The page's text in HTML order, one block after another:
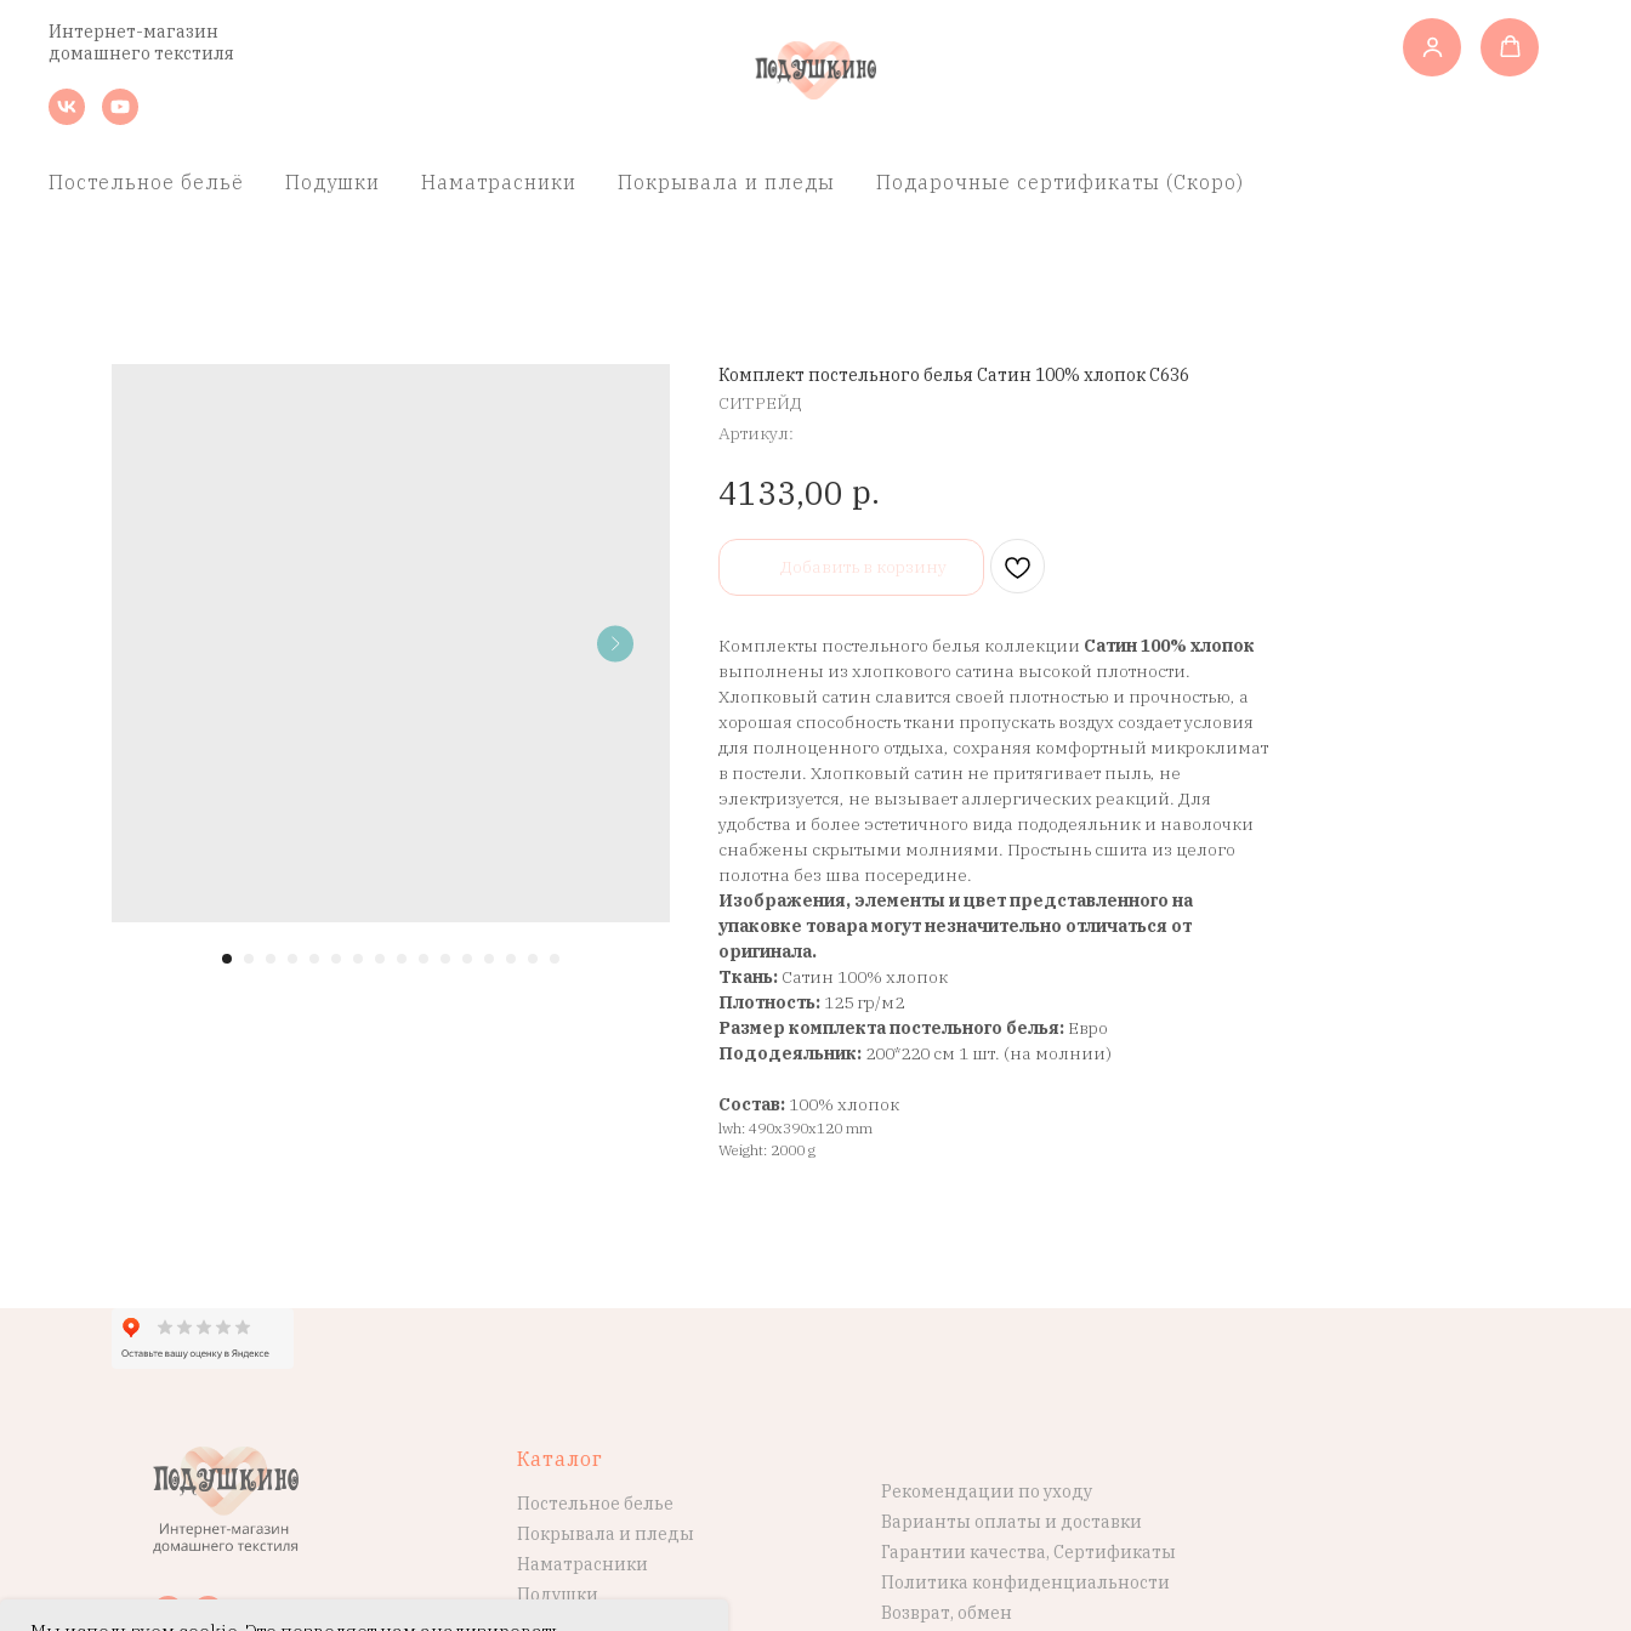
Интернет-магазин
домашнего текстиля
Постельное бельё Подушки Наматрасники Покрывала и пледы Подарочные сертификаты (Скоро)
Комплект постельного белья Сатин 100% хлопок C636
СИТРЕЙД
Артикул:
4133,00 р.
Добавить в корзину
Комплекты постельного белья коллекции Сатин 100% хлопок
выполнены из хлопкового сатина высокой плотности.
Хлопковый сатин славится своей плотностью и прочностью, а
хорошая способность ткани пропускать воздух создает условия
для полноценного отдыха, сохраняя комфортный микроклимат
в постели. Хлопковый сатин не притягивает пыль, не
электризуется, не вызывает аллергических реакций. Для
удобства и более эстетичного вида пододеяльник и наволочки
снабжены скрытыми молниями. Простынь сшита из целого
полотна без шва посередине.
Изображения, элементы и цвет представленного на
упаковке товара могут незначительно отличаться от
оригинала.
Ткань: Сатин 100% хлопок
Плотность: 125 гр/м2
Размер комплекта постельного белья: Евро
Пододеяльник: 200*220 см 1 шт. (на молнии)
Состав: 100% хлопок
lwh: 490x390x120 mm
Weight: 2000 g
Каталог
Постельное белье
Покрывала и пледы
Наматрасники
Подушки
Рекомендации по уходу
Варианты оплаты и доставки
Гарантии качества, Сертификаты
Политика конфиденциальности
Возврат, обмен